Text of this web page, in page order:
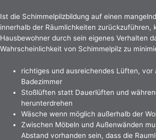
Ist die Schimmelpilzbildung auf einen
innerhalb der Räumlichkeiten zurückzuführen,
Hausbewohner durch sein eigenes Verhalten
Wahrscheinlichkeit von Schimmelpilz zu
richtiges und ausreichendes Lüften, vor
Badezimmer
Stoßlüften statt Dauerlüften und
herunterdrehen
Wäsche wenn möglich außerhalb der
Zwischen Möbeln und Außenwänden
Abstand vorhanden sein, dass die